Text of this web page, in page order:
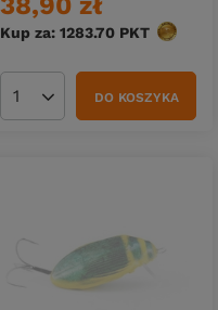
Kup za: 1283.70 PKT punktów
Ilość produktówDO KOSZYKA